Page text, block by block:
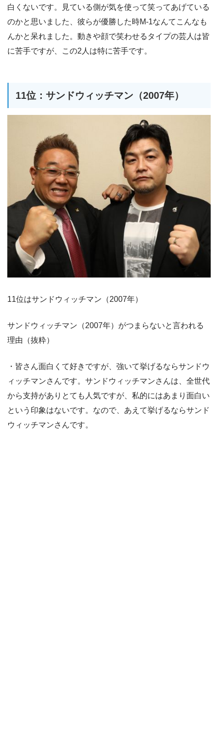
白くないです。見ている側が気を使って笑ってあげている
のかと思いました、彼らが優勝した時M-1なんてこんなも
んかと呆れました。動きや顔で笑わせるタイプの芸人は皆
に苦手ですが、この2人は特に苦手です。
11位：サンドウィッチマン（2007年）
11位はサンドウィッチマン（2007年）
サンドウィッチマン（2007年）がつまらないと言われる
理由（抜粋）
・皆さん面白くて好きですが、強いて挙げるならサンドウ
ィッチマンさんです。サンドウィッチマンさんは、全世代
から支持がありとても人気ですが、私的にはあまり面白い
という印象はないです。なので、あえて挙げるならサンド
ウィッチマンさんです。